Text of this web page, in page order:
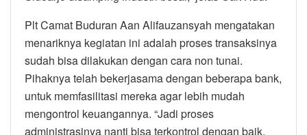
Plt Camat Buduran Aan Alifauzansyah mengatakan
menariknya kegiatan ini adalah proses transaksinya
sudah bisa dilakukan dengan cara non tunai.
Pihaknya telah bekerjasama dengan beberapa bank,
untuk memfasilitasi mereka agar lebih mudah
mengontrol keuangannya. “Jadi proses
administrasinya nanti bisa terkontrol dengan baik,